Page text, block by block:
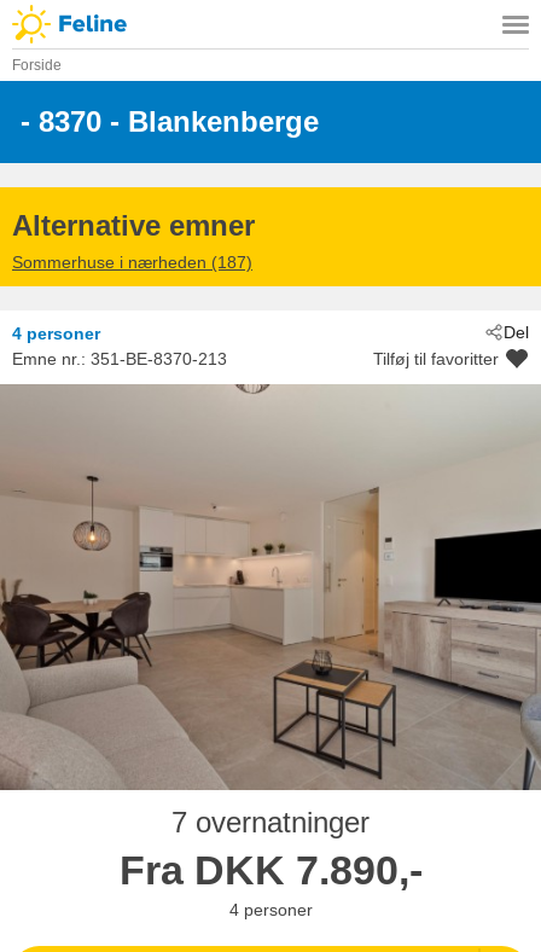
Forside
- 8370 - Blankenberge
Alternative emner
Sommerhuse i nærheden (187)
Del
4 personer
Emne nr.: 351-BE-8370-213 Tilføj til favoritter
7 overnatninger
Fra DKK 7.890,-
4 personer